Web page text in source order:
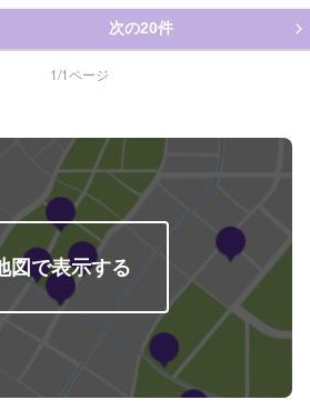
次の20件
1/1ページ
図で表示する